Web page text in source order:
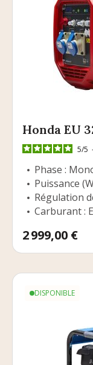
Honda EU
5/5
Phase :
Puissance
Régulation
Carburant :
Prix
2 999,00 €
DISPONIBLE